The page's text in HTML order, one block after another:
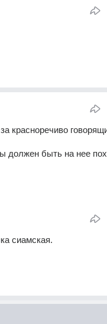
красноречиво
должен быть на нее
сиамская.